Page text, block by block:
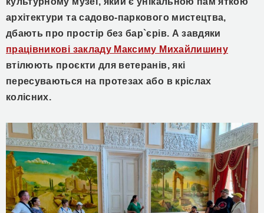
архітектури та садово-паркового мистецтва,
дбають про простір без бар`єрів. А завдяки
працівникові закладу Максиму Михайлишину
втілюють проєкти для ветеранів, які
пересуваються на протезах або в кріслах
колісних.